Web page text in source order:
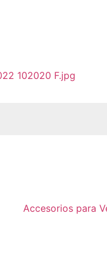
Accesorios para